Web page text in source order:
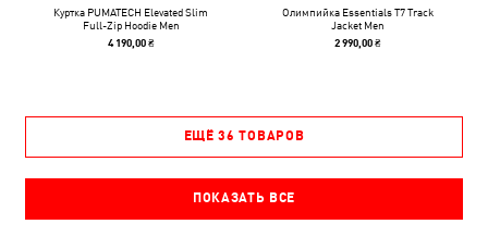
Куртка PUMATECH Elevated Slim
Full-Zip Hoodie Men
4 190,00 ₴
Олимпийка Essentials T7 Track
Jacket Men
2 990,00 ₴
ЕЩЁ 36 ТОВАРОВ
ПОКАЗАТЬ ВСЕ